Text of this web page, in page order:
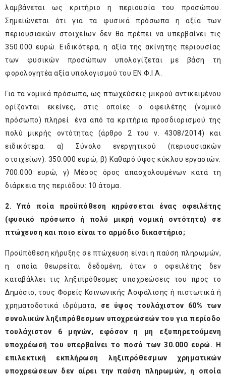
λαμβάνεται ως κριτήριο η περιουσία του προσώπου.
Σημειώνεται ότι για τα φυσικά πρόσωπα η αξία των
περιουσιακών στοιχείων δεν θα πρέπει να υπερβαίνει τις
350.000 ευρώ. Ειδικότερα, η αξία της ακίνητης περιουσίας
των φυσικών προσώπων υπολογίζεται με βάση τη
φορολογητέα αξία υπολογισμού του ΕΝ.Φ.Ι.Α.
Για τα νομικά πρόσωπα, ως πτωχεύσεις μικρού αντικειμένου
ορίζονται εκείνες, στις οποίες ο οφειλέτης (νομικό
πρόσωπο) πληρεί ένα από τα κριτήρια προσδιορισμού της
πολύ μικρής οντότητας (άρθρο 2 του ν. 4308/2014) και
ειδικότερα: α) Σύνολο ενεργητικού (περιουσιακών
στοιχείων): 350.000 ευρώ, β) Καθαρό ύψος κύκλου εργασιών:
700.000 ευρώ, γ) Μέσος όρος απασχολουμένων κατά τη
διάρκεια της περιόδου: 10 άτομα.
2. Υπό ποία προϋπόθεση κηρύσσεται ένας οφειλέτης
(φυσικό πρόσωπο ή πολύ μικρή νομική οντότητα) σε
πτώχευση και ποιο είναι το αρμόδιο δικαστήριο;
Προϋπόθεση κήρυξης σε πτώχευση είναι η παύση πληρωμών,
η οποία θεωρείται δεδομένη, όταν ο οφειλέτης δεν
καταβάλλει τις ληξιπρόθεσμες υποχρεώσεις του προς το
Δημόσιο, τους Φορείς Κοινωνικής Ασφάλισης ή πιστωτικά ή
χρηματοδοτικά ιδρύματα, σε ύψος τουλάχιστον 60% των
συνολικών ληξιπρόθεσμων υποχρεώσεών του για περίοδο
τουλάχιστον 6 μηνών, εφόσον η μη εξυπηρετούμενη
υποχρέωσή του υπερβαίνει το ποσό των 30.000 ευρώ. Η
επιλεκτική εκπλήρωση ληξιπρόθεσμων χρηματικών
υποχρεώσεων δεν αίρει την παύση πληρωμών, η οποία